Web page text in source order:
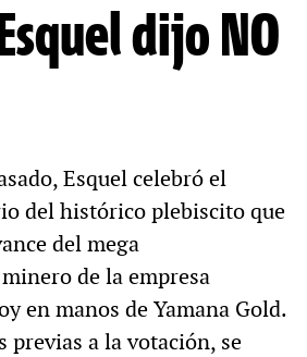
dijo NO
Esquel celebró el
del histórico plebiscito que
del mega
de la empresa
en manos de Yamana Gold.
previas a la votación, se